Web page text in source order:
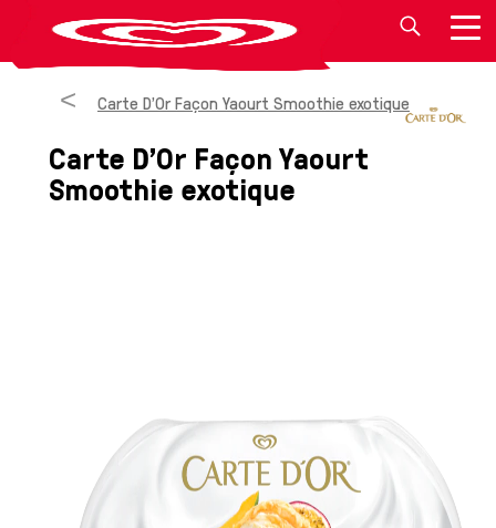
Carte D'Or Façon Yaourt Smoothie exotique
Carte D'Or Façon Yaourt
Smoothie exotique